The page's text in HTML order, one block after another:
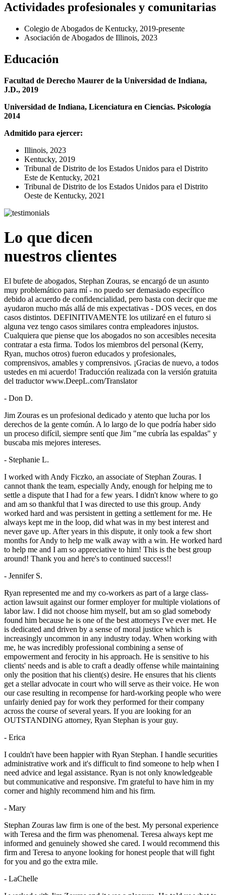
Actividades profesionales y comunitarias
Colegio de Abogados de Kentucky, 2019-presente
Asociación de Abogados de Illinois, 2023
Educación
Facultad de Derecho Maurer de la Universidad de Indiana,
J.D., 2019
Universidad de Indiana, Licenciatura en Ciencias. Psicología
2014
Admitido para ejercer:
Illinois, 2023
Kentucky, 2019
Tribunal de Distrito de los Estados Unidos para el Distrito
Este de Kentucky, 2021
Tribunal de Distrito de los Estados Unidos para el Distrito
Oeste de Kentucky, 2021
Lo que dicen
nuestros clientes
El bufete de abogados, Stephan Zouras, se encargó de un asunto
muy problemático para mí - no puedo ser demasiado específico
debido al acuerdo de confidencialidad, pero basta con decir que me
ayudaron mucho más allá de mis expectativas - DOS veces, en dos
casos distintos. DEFINITIVAMENTE los utilizaré en el futuro si
alguna vez tengo casos similares contra empleadores injustos.
Cualquiera que piense que los abogados no son accesibles necesita
contratar a esta firma. Todos los miembros del personal (Kerry,
Ryan, muchos otros) fueron educados y profesionales,
comprensivos, amables y comprensivos. ¡Gracias de nuevo, a todos
ustedes en mi acuerdo! Traducción realizada con la versión gratuita
del traductor www.DeepL.com/Translator
- Don D.
Jim Zouras es un profesional dedicado y atento que lucha por los
derechos de la gente común. A lo largo de lo que podría haber sido
un proceso difícil, siempre sentí que Jim "me cubría las espaldas" y
buscaba mis mejores intereses.
- Stephanie L.
I worked with Andy Ficzko, an associate of Stephan Zouras. I
cannot thank the team, especially Andy, enough for helping me to
settle a dispute that I had for a few years. I didn't know where to go
and am so thankful that I was directed to use this group. Andy
worked hard and was persistent in getting a settlement for me. He
always kept me in the loop, did what was in my best interest and
never gave up. After years in this dispute, it only took a few short
months for Andy to help me walk away with a win. He worked hard
to help me and I am so appreciative to him! This is the best group
around! Thank you and here's to continued success!!
- Jennifer S.
Ryan represented me and my co-workers as part of a large class-
action lawsuit against our former employer for multiple violations of
labor law. I did not choose him myself, but am so glad somebody
found him because he is one of the best attorneys I've ever met. He
is dedicated and driven by a sense of moral justice which is
increasingly uncommon in any industry today. When working with
me, he was incredibly professional combining a sense of
empowerment and ferocity in his approach. He is sensitive to his
clients' needs and is able to craft a deadly offense while maintaining
only the position that his client(s) desire. He ensures that his clients
get a stellar advocate in court who will serve as their voice. He won
our case resulting in recompense for hard-working people who were
unfairly denied pay for work they performed for their company
across the course of several years. If you are looking for an
OUTSTANDING attorney, Ryan Stephan is your guy.
- Erica
I couldn't have been happier with Ryan Stephan. I handle securities
administrative work and it's difficult to find someone to help when I
need advice and legal assistance. Ryan is not only knowledgeable
but communicative and responsive. I'm grateful to have him in my
corner and highly recommend him and his firm.
- Mary
Stephan Zouras law firm is one of the best. My personal experience
with Teresa and the firm was phenomenal. Teresa always kept me
informed and genuinely showed she cared. I would recommend this
firm and Teresa to anyone looking for honest people that will fight
for you and go the extra mile.
- LaChelle